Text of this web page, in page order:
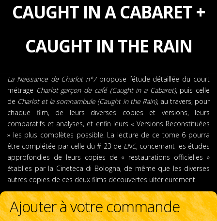
CAUGHT IN A CABARET +
CAUGHT IN THE RAIN
La Naissance de Charlot n°7propose l’étude détaillée du court
métrage Charlot garçon de café (Caught in a Cabaret), puis celle
de Charlot et la somnambule (Caught in the Rain), au travers, pour
chaque film, de leurs diverses copies et versions, leurs
comparatifs et analyses, et enfin leurs « Versions Reconstituées
» les plus complètes possible. La lecture de ce tome 6 pourra
être complétée par celle du # 23 de LNC, concernant les études
approfondies de leurs copies de « restaurations officielles »
établies par la Cineteca di Bologna, de même que les diverses
autres copies de ces deux films découvertes ultérieurement.
Ajouter à votre commande